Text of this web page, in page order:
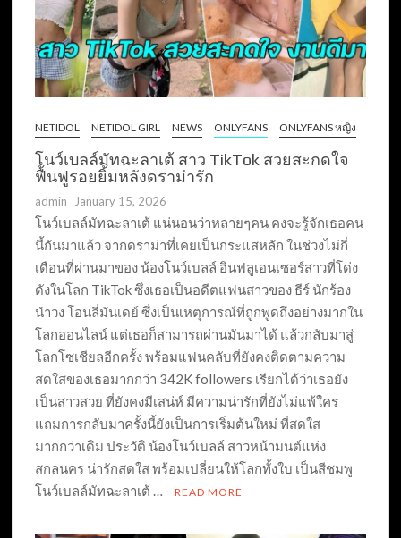
NETIDOL NETIDOL GIRL NEWS ONLYFANS ONLYFANS หญิง
โนว์เบลล์มัทฉะลาเต้ สาว TikTok สวยสะกดใจ
ฟื้นฟูรอยยิ้มหลังดราม่ารัก
admin January 15, 2026
โนว์เบลล์มัทฉะลาเต้ แน่นอนว่าหลายๆคน คงจะรู้จักเธอคน
นี้กันมาแล้ว จากดราม่าที่เคยเป็นกระแสหลัก ในช่วงไม่กี่
เดือนที่ผ่านมาของ น้องโนว์เบลล์ อินฟลูเอนเซอร์สาวที่โด่ง
ดังในโลก TikTok ซึ่งเธอเป็นอดีตแฟนสาวของ ธีร์ นักร้อง
นำวง โอนลี่มันเดย์ ซึ่งเป็นเหตุการณ์ที่ถูกพูดถึงอย่างมากใน
โลกออนไลน์ แต่เธอก็สามารถผ่านมันมาได้ แล้วกลับมาสู่
โลกโซเชียลอีกครั้ง พร้อมแฟนคลับที่ยังคงติดตามความ
สดใสของเธอมากกว่า 342K followers เรียกได้ว่าเธอยัง
เป็นสาวสวย ที่ยังคงมีเสน่ห์ มีความน่ารักที่ยังไม่แพ้ใคร
แถมการกลับมาครั้งนี้ยังเป็นการเริ่มต้นใหม่ ที่สดใส
มากกว่าเดิม ประวัติ น้องโนว์เบลล์ สาวหน้ามนต์แห่ง
สกลนคร น่ารักสดใส พร้อมเปลี่ยนให้โลกทั้งใบ เป็นสีชมพู
โนว์เบลล์มัทฉะลาเต้ …
READ MORE